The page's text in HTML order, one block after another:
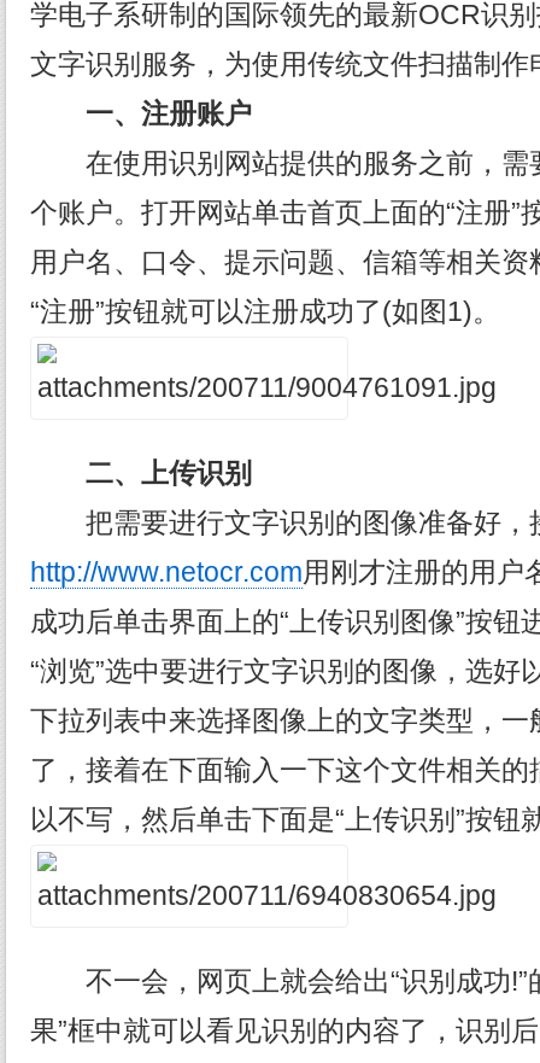
学电子系研制的国际领先的最新OCR识
文字识别服务，为使用传统文件扫描制
一、注册账户
在使用识别网站提供的服务之前，需
个账户。打开网站单击首页上面的“注册”
用户名、口令、提示问题、信箱等相关
“注册”按钮就可以注册成功了(如图1)。
二、上传识别
把需要进行文字识别的图像准备好，
http://www.netocr.com用刚才注册的用户
成功后单击界面上的“上传识别图像”按钮
“浏览”选中要进行文字识别的图像，选好
下拉列表中来选择图像上的文字类型，一
了，接着在下面输入一下这个文件相关
以不写，然后单击下面是“上传识别”按钮
不一会，网页上就会给出“识别成功!”
果”框中就可以看见识别的内容了，识别